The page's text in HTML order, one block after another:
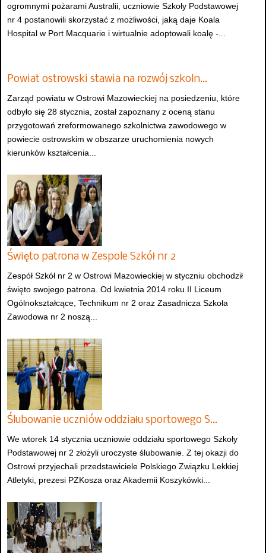
ogromnymi pożarami Australii, uczniowie Szkoły Podstawowej
nr 4 postanowili skorzystać z możliwości, jaką daje Koala
Hospital w Port Macquarie i wirtualnie adoptowali koalę -...
Powiat ostrowski stawia na rozwój szkoln…
Zarząd powiatu w Ostrowi Mazowieckiej na posiedzeniu, które
odbyło się 28 stycznia, został zapoznany z oceną stanu
przygotowań zreformowanego szkolnictwa zawodowego w
powiecie ostrowskim w obszarze uruchomienia nowych
kierunków kształcenia...
Święto patrona w Zespole Szkół nr 2
Zespół Szkół nr 2 w Ostrowi Mazowieckiej w styczniu obchodził
święto swojego patrona. Od kwietnia 2014 roku II Liceum
Ogólnokształcące, Technikum nr 2 oraz Zasadnicza Szkoła
Zawodowa nr 2 noszą...
Ślubowanie uczniów oddziału sportowego S…
We wtorek 14 stycznia uczniowie oddziału sportowego Szkoły
Podstawowej nr 2 złożyli uroczyste ślubowanie. Z tej okazji do
Ostrowi przyjechali przedstawiciele Polskiego Związku Lekkiej
Atletyki, prezesi PZKosza oraz Akademii Koszykówki...